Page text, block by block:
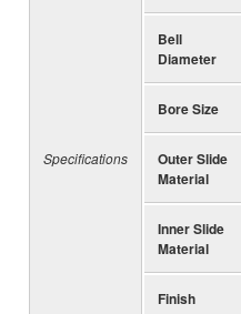
Specifications
Bell
Diameter
Bore Size
Outer Slide
Material
Inner Slide
Material
Finish